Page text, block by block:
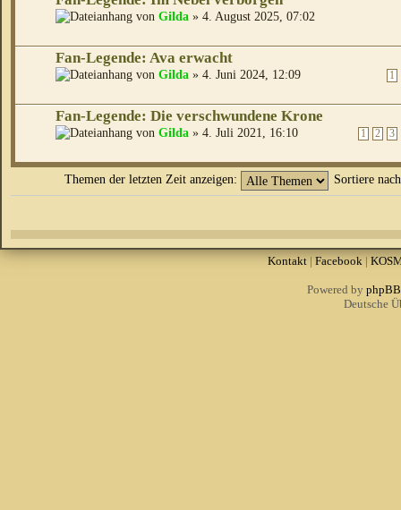
von Gilda » 4. August 2025, 07:02
Fan-Legende: Ava erwacht
1
von Gilda » 4. Juni 2024, 12:09
Fan-Legende: Die verschwundene Krone
1 2 3
von Gilda » 4. Juli 2021, 16:10
Themen der letzten Zeit anzeigen: Sortiere
Kontakt| Facebook|
Powered by phpBB
Deutsche